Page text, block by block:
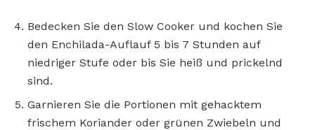
Bedecken Sie den Slow Cooker und kochen Sie
den Enchilada-Auflauf 5 bis 7 Stunden auf
niedriger Stufe oder bis Sie heiß und prickelnd
sind.
Garnieren Sie die Portionen mit gehacktem
frischem Koriander oder grünen Zwiebeln und